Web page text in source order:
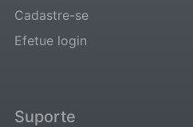
Cadastre-se
Efetue login
Suporte